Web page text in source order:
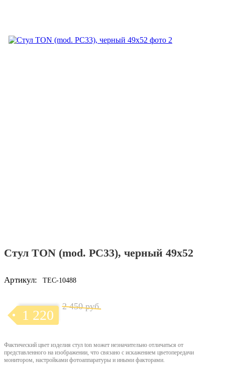
Стул TON (mod. PC33), черный 49х52
Артикул: TEC-10488
1 220
2 450 руб.
Фактический цвет изделия стул ton может незначительно отличаться от
представленного на изображении, что связано с искажением цветопередачи
монитором, настройками фотоаппаратуры и иными факторами.